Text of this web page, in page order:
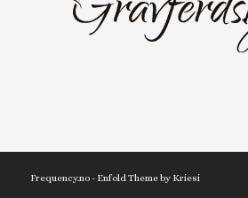
Frequency.no - Enfold Theme by Kriesi